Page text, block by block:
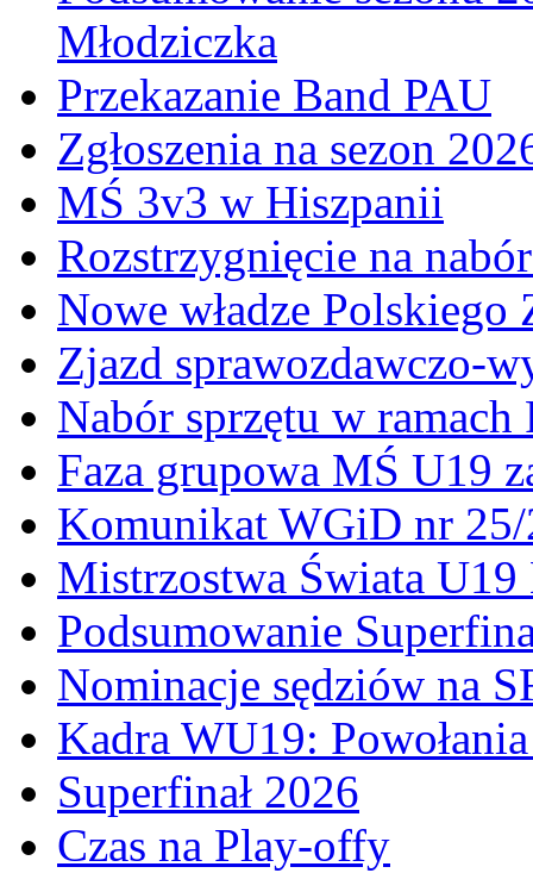
Młodziczka
Przekazanie Band PAU
Zgłoszenia na sezon
MŚ 3v3 w Hiszpanii
Rozstrzygnięcie na
Nowe władze
Zjazd sprawozdawczo-
Nabór sprzętu w ramach
Faza grupowa MŚ U19
Komunikat WGiD nr
Mistrzostwa Świata
Podsumowanie
Nominacje sędziów na
Kadra WU19:
Superfinał 2026
Czas na Play-offy